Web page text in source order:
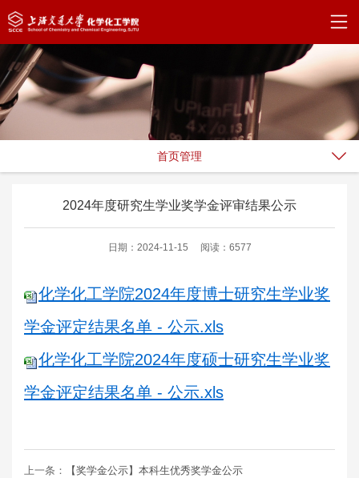
首页管理
2024年度研究生学业奖学金评审结果公示
日期：2024-11-15 阅读：6577
化学化工学院2024年度博士研究生学业奖
学金评定结果名单 - 公示.xls
化学化工学院2024年度硕士研究生学业奖
学金评定结果名单 - 公示.xls
上一条：
【奖学金公示】本科生优秀奖学金公示